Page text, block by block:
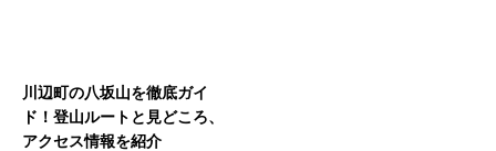
川辺町の八坂山を徹底ガイ
ド！登山ルートと見どころ、
アクセス情報を紹介